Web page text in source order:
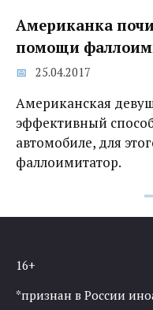
Американка
помощи
25.04.2017
Американская
эффективный
автомобиле, для
фаллоимитатор.
16+
*признан в России